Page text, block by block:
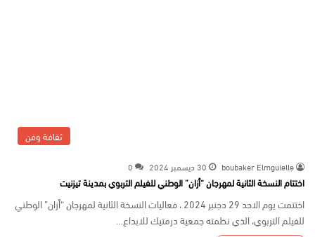
ثقافة وفن
boubaker Elmguielle 30 ديسمبر 2024 0
اختتام النسخة الثانية لمهرجان “أزان” الوطني للفيلم التربوي بمدينة تيزنيت
اختتمت يوم الاحد 29 دجنبر 2024 ، فعاليات النسخة الثانية لمهرجان “أزان” الوطني
للفيلم التربوي، الذي نظمته جمعية درمتيك للابداع…